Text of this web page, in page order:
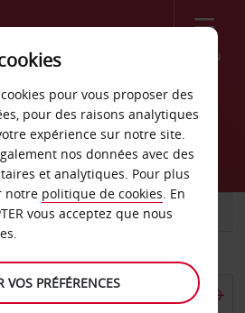
Menu
voiture Mons
UTILITAIRE
pour vous proposer des
pour des raisons analytiques
expérience sur notre site.
nos données avec des
et analytiques. Pour plus
notre politique de cookies. En
vous acceptez que nous
VOS PRÉFÉRENCES